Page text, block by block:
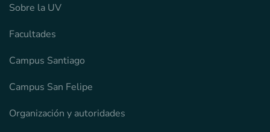
Sobre la UV
Facultades
Campus Santiago
Campus San Felipe
Organización y autoridades